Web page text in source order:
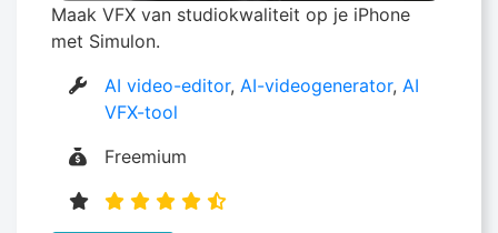
Maak VFX van studiokwaliteit op je iPhone
met Simulon.
AI video-editor,AI-videogenerator,AI
VFX-tool
Freemium